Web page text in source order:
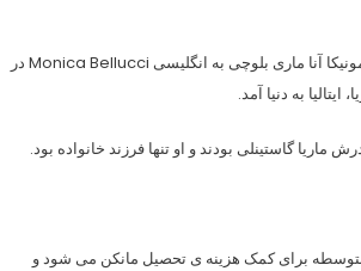
مونیکا بلوچی با نام کامل مونیکا آنا ماری بلوچی به انگلیسی Monica Bellucci در
ماریا گاستینلی بودند و او تنها فرزند خانواده بود.
برای کمک هزینه ی تحصیل مانکن می شود و